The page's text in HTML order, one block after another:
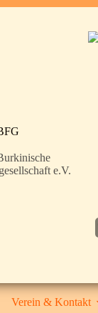
e.V.
Verein & Kontakt